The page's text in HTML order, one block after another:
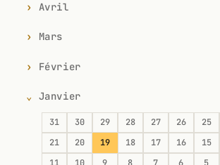
Avril
Mars
Février
Janvier
31 30 29 28 27 26 25
21
20 19 18 17 16 15